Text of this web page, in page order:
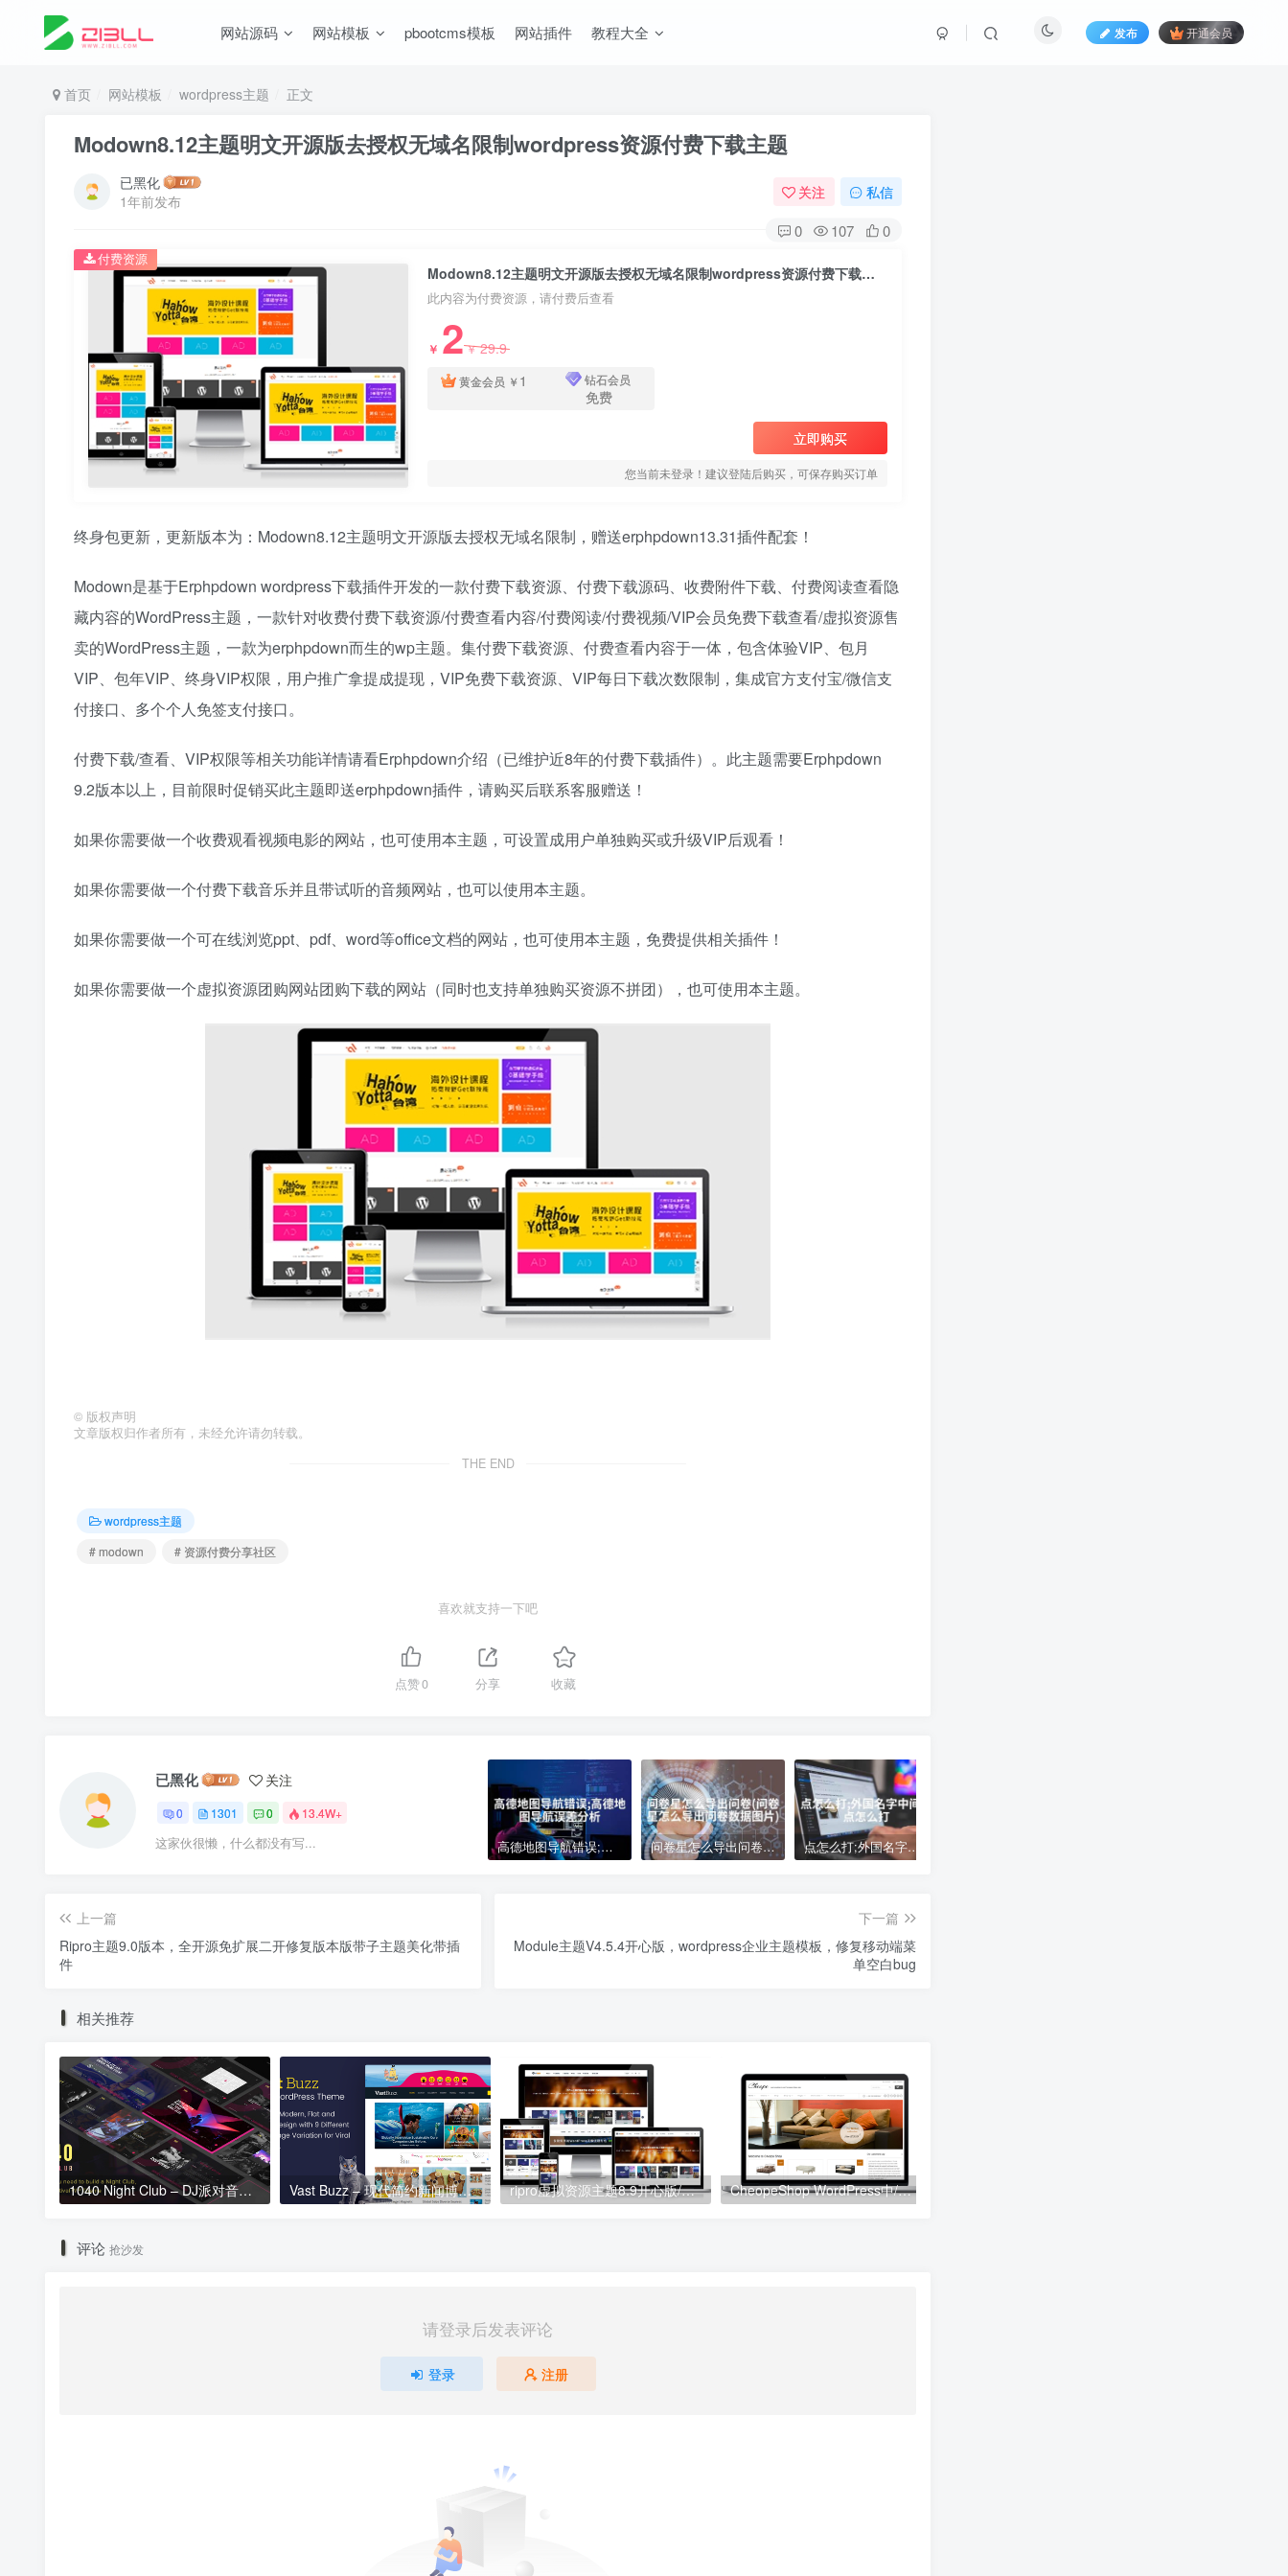
网站源码 网站模板 pbootcms模板 网站插件 教程大全 发布 开通会员
首页 网站模板 wordpress主题 正文
Modown8.12主题明文开源版去授权无域名限制wordpress资源付费下载主题
已黑化
1年前发布
关注 私信
0 107 0
Modown8.12主题明文开源版去授权无域名限制wordpress资源付费下载主题
此内容为付费资源，请付费后查看
￥ 2￥29.9
黄金会员 ￥ 1 钻石会员
免费
立即购买
您当前未登录！建议登陆后购买，可保存购买订单
付费资源
终身包更新，更新版本为：Modown8.12主题明文开源版去授权无域名限制，赠送erphpdown13.31插件配套！
Modown是基于Erphpdown wordpress下载插件开发的一款付费下载资源、付费下载源码、收费附件下载、付费阅读查看隐
藏内容的WordPress主题，一款针对收费付费下载资源/付费查看内容/付费阅读/付费视频/VIP会员免费下载查看/虚拟资源售
卖的WordPress主题，一款为erphpdown而生的wp主题。集付费下载资源、付费查看内容于一体，包含体验VIP、包月
VIP、包年VIP、终身VIP权限，用户推广拿提成提现，VIP免费下载资源、VIP每日下载次数限制，集成官方支付宝/微信支
付接口、多个个人免签支付接口。
付费下载/查看、VIP权限等相关功能详情请看Erphpdown介绍（已维护近8年的付费下载插件）。此主题需要Erphpdown
9.2版本以上，目前限时促销买此主题即送erphpdown插件，请购买后联系客服赠送！
如果你需要做一个收费观看视频电影的网站，也可使用本主题，可设置成用户单独购买或升级VIP后观看！
如果你需要做一个付费下载音乐并且带试听的音频网站，也可以使用本主题。
如果你需要做一个可在线浏览ppt、pdf、word等office文档的网站，也可使用本主题，免费提供相关插件！
如果你需要做一个虚拟资源团购网站团购下载的网站（同时也支持单独购买资源不拼团），也可使用本主题。
© 版权声明
文章版权归作者所有，未经允许请勿转载。
THE END
wordpress主题
# modown
# 资源付费分享社区
喜欢就支持一下吧
点赞0 分享 收藏
已黑化 关注
0 1301 0 13.4W+
这家伙很懒，什么都没有写... 高德地图导航错误;高德地图导航误差分析 问卷星怎么导出问卷(问卷星怎么导出问卷数据图片) 点怎么打;外国名字中间的点怎么打
上一篇
Ripro主题9.0版本，全开源免扩展二开修复版本版带子主题美化带插
件
下一篇
Module主题V4.5.4开心版，wordpress企业主题模板，修复移动端菜
单空白bug
相关推荐
1040 Night Club – DJ派对音乐WordPress主题 – 1.2 Vast Buzz – 现代简约新闻博客网站WordPress 主题 – 1.1.4 ripro虚拟资源主题8.9开心版/免授权/资源下载/ripro日主题V8.9 CheopeShop WordPress中/英双语主题 v2.4.3
评论 抢沙发
请登录后发表评论
登录 注册